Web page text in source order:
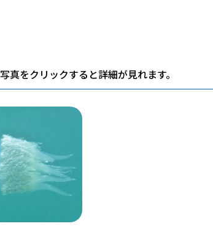
真をクリックすると詳細が見れます。